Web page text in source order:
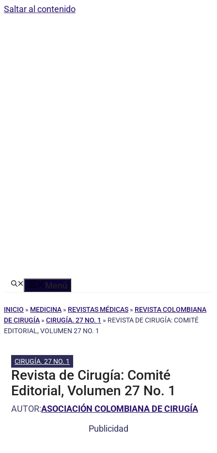
Saltar al contenido
Menú
INICIO » MEDICINA » REVISTAS MÉDICAS » REVISTA COLOMBIANA
DE CIRUGÍA » CIRUGÍA. 27 NO. 1 » REVISTA DE CIRUGÍA: COMITÉ
EDITORIAL, VOLUMEN 27 NO. 1
CIRUGÍA. 27 NO. 1
Revista de Cirugía: Comité
Editorial, Volumen 27 No. 1
AUTOR:ASOCIACIÓN COLOMBIANA DE CIRUGÍA
Publicidad